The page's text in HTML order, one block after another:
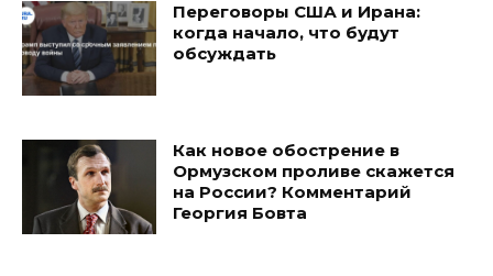
Переговоры США и Ирана:
когда начало, что будут
обсуждать
Как новое обострение в
Ормузском проливе скажется
на России? Комментарий
Георгия Бовта